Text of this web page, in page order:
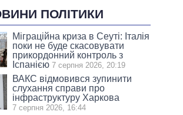
ПОЛІТИКИ
Міграційна криза в Сеуті: Італія
поки не буде скасовувати
прикордонний контроль з
Іспанією 7 серпня 2026, 20:19
ВАКС відмовився зупинити
слухання справи про
інфраструктуру Харкова
7 серпня 2026, 16:44